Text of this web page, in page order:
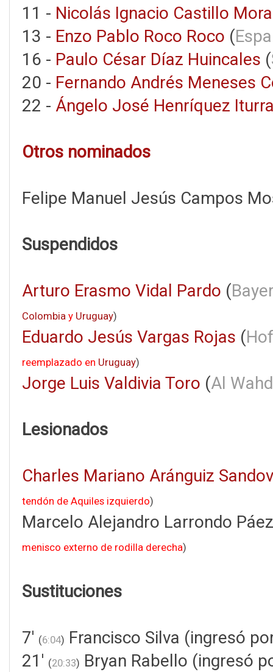
11 - Nicolás Ignacio Castillo Mora
13 - Enzo Pablo Roco Roco (
16 - Paulo César Díaz Huincales (
20 - Fernando Andrés Meneses
22 - Ángelo José Henríquez
Otros nominados
Felipe Manuel Jesús Campos
Suspendidos
Arturo Erasmo Vidal Pardo (
Colombia y Uruguay)
Eduardo Jesús Vargas Rojas (
reemplazado en Uruguay)
Jorge Luis Valdivia Toro (Al
Lesionados
Charles Mariano Aránguiz
tendón de Aquiles izquierdo)
Marcelo Alejandro Larrondo
menisco externo de rodilla derecha)
Sustituciones
7' (6:04) Francisco Silva (ingresó
21' (20:33) Bryan Rabello (ingresó